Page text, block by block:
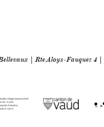
| Rte Aloys-Fauquez 4